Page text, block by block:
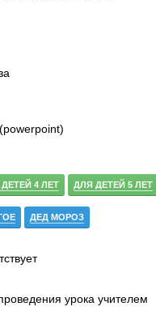
4 ЛЕТ ДЛЯ ДЕТЕЙ 5 ЛЕТ
ДЕД МОРОЗ
урока учителем